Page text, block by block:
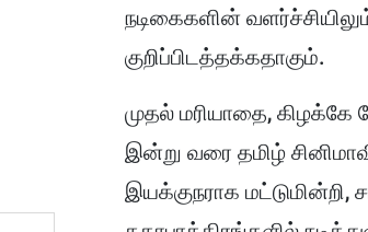
நடிகைகளின்
குறிப்பிடத்தக்கதாகும்.
முதல் மரியாதை,
இன்று வரை தமிழ்
இயக்குநராக மட்டுமின்றி,